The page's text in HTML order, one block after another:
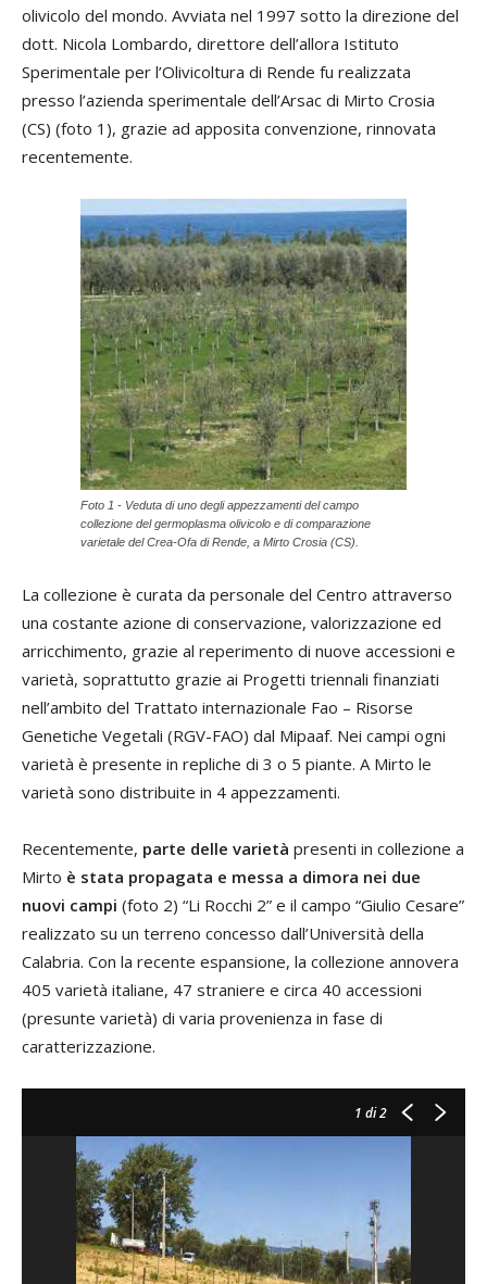
olivicolo del mondo. Avviata nel 1997 sotto la direzione del
dott. Nicola Lombardo, direttore dell’allora Istituto
Sperimentale per l’Olivicoltura di Rende fu realizzata
presso l’azienda sperimentale dell’Arsac di Mirto Crosia
(CS) (foto 1), grazie ad apposita convenzione, rinnovata
recentemente.
Foto 1 - Veduta di uno degli appezzamenti del campo
collezione del germoplasma olivicolo e di comparazione
varietale del Crea-Ofa di Rende, a Mirto Crosia (CS).
La collezione è curata da personale del Centro attraverso
una costante azione di conservazione, valorizzazione ed
arricchimento, grazie al reperimento di nuove accessioni e
varietà, soprattutto grazie ai Progetti triennali finanziati
nell’ambito del Trattato internazionale Fao – Risorse
Genetiche Vegetali (RGV-FAO) dal Mipaaf. Nei campi ogni
varietà è presente in repliche di 3 o 5 piante. A Mirto le
varietà sono distribuite in 4 appezzamenti.
Recentemente, parte delle varietà presenti in collezione a
Mirto è stata propagata e messa a dimora nei due
nuovi campi (foto 2) “Li Rocchi 2” e il campo “Giulio Cesare”
realizzato su un terreno concesso dall’Università della
Calabria. Con la recente espansione, la collezione annovera
405 varietà italiane, 47 straniere e circa 40 accessioni
(presunte varietà) di varia provenienza in fase di
caratterizzazione.
1 di 2